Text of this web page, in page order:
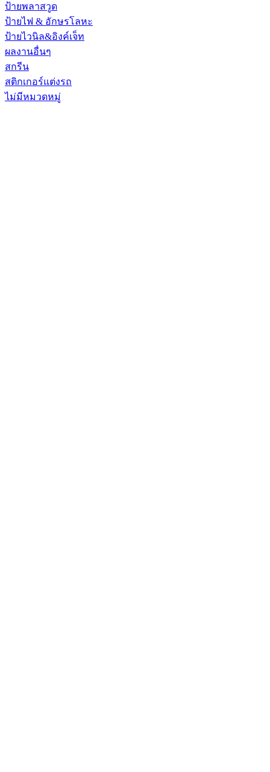
ป้ายพลาสวูด
ป้ายไฟ & อักษรโลหะ
ป้ายไวนิล&อิงค์เจ็ท
ผลงานอื่นๆ
สกรีน
สติกเกอร์แต่งรถ
ไม่มีหมวดหมู่